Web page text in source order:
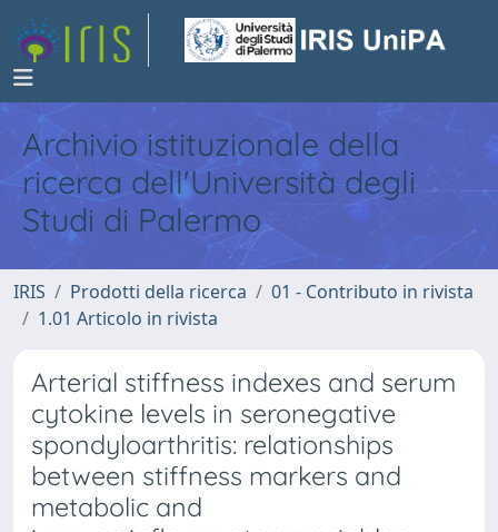
Archivio istituzionale della
ricerca dell'Università degli
Studi di Palermo
IRIS Prodotti della ricerca
01 - Contributo in rivista
1.01 Articolo in rivista
Arterial stiffness indexes and serum
cytokine levels in seronegative
spondyloarthritis: relationships
between stiffness markers and
metabolic and